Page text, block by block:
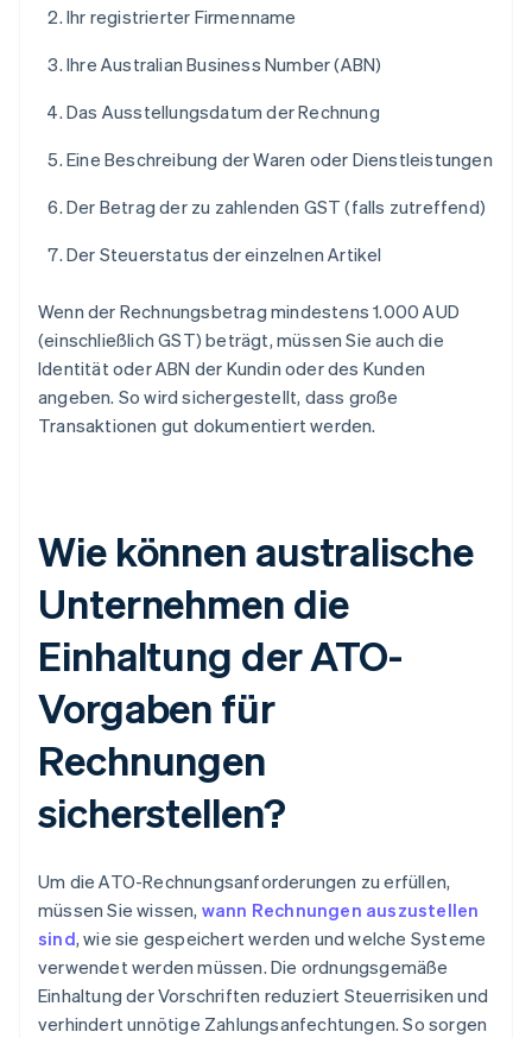
Ihr registrierter Firmenname
Ihre Australian Business Number (ABN)
Das Ausstellungsdatum der Rechnung
Eine Beschreibung der Waren oder Dienstleistungen
Der Betrag der zu zahlenden GST (falls zutreffend)
Der Steuerstatus der einzelnen Artikel
Wenn der Rechnungsbetrag mindestens 1.000 AUD
(einschließlich GST) beträgt, müssen Sie auch die
Identität oder ABN der Kundin oder des Kunden
angeben. So wird sichergestellt, dass große
Transaktionen gut dokumentiert werden.
Wie können australische
Unternehmen die
Einhaltung der ATO-
Vorgaben für
Rechnungen
sicherstellen?
Um die ATO-Rechnungsanforderungen zu erfüllen,
müssen Sie wissen, wann Rechnungen auszustellen
sind, wie sie gespeichert werden und welche Systeme
verwendet werden müssen. Die ordnungsgemäße
Einhaltung der Vorschriften reduziert Steuerrisiken und
verhindert unnötige Zahlungsanfechtungen. So sorgen